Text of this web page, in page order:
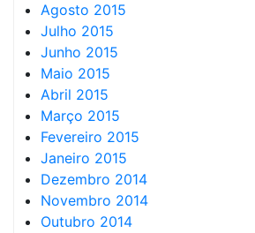
Agosto 2015
Julho 2015
Junho 2015
Maio 2015
Abril 2015
Março 2015
Fevereiro 2015
Janeiro 2015
Dezembro 2014
Novembro 2014
Outubro 2014